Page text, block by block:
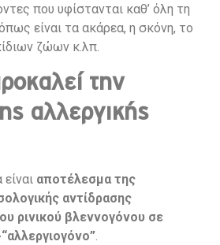
που υφίστανται καθ’ όλη τη
είναι τα ακάρεα, η σκόνη, το
ζώων κ.λπ.
την
αλλεργικής
αποτέλεσμα της
αντίδρασης
ρινικού βλεννογόνου σε
.